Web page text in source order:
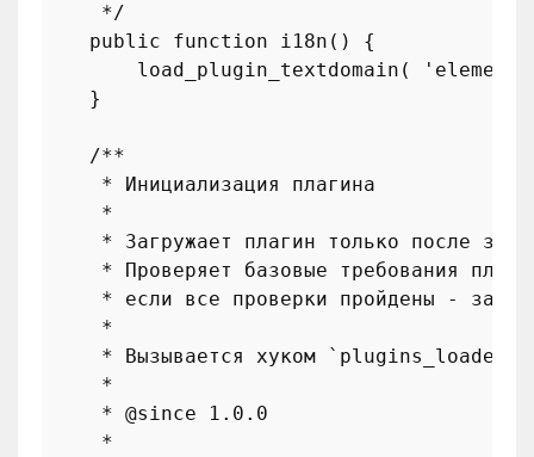
     */
public
function i18n ( ) {
load_plugin_textdomain (
    }
/**
     * Инициализация плагина
     *
* Загружает плагин только после
* Проверяет базовые требования
* если все проверки пройдены -
     *
     * Вызывается хуком `plugins_loaded`.
     *
     *
@since 1.0.0
     *